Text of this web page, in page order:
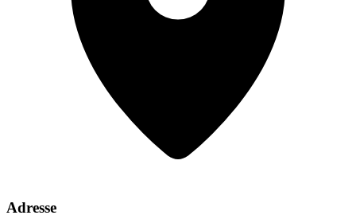
Adresse